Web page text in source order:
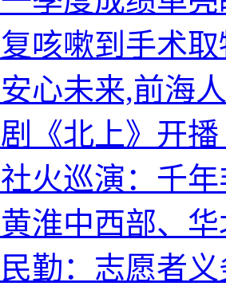
咳嗽到手术
心未来,前海
《北上》开
火巡演：千
淮中西部、
勤：志愿者